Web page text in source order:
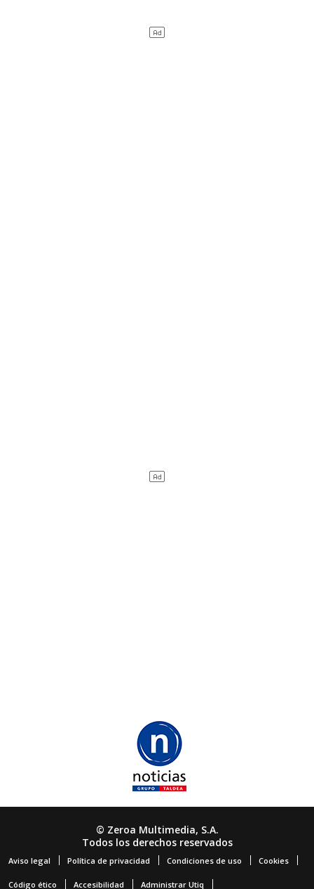
© Zeroa Multimedia, S.A.
Todos los derechos reservados
Aviso legal Política de privacidad Condiciones de uso Cookies
Código ético Accesibilidad Administrar Utiq